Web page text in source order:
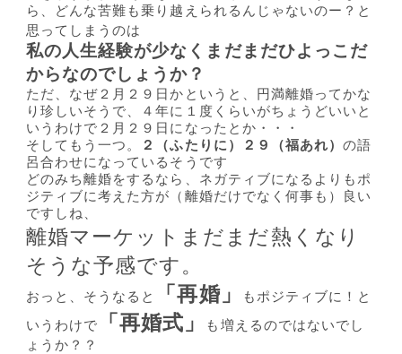
ら、どんな苦難も乗り越えられるんじゃないのー？と
思ってしまうのは
私の人生経験が少なくまだまだひよっこだ
からなのでしょうか？
ただ、なぜ２月２９日かというと、円満離婚ってかな
り珍しいそうで、４年に１度くらいがちょうどいいと
いうわけで２月２９日になったとか・・・
そしてもう一つ。
２（ふたりに）２９（福あれ）の語
呂合わせになっているそうです
どのみち離婚をするなら、ネガティブになるよりもポ
ジティブに考えた方が（離婚だけでなく何事も）良い
ですしね、
離婚マーケットまだまだ熱くなり
そうな予感です。
おっと、そうなると 「再婚」
もポジティブに！と
いうわけで
「再婚式」
も増えるのではないでし
ょうか？？